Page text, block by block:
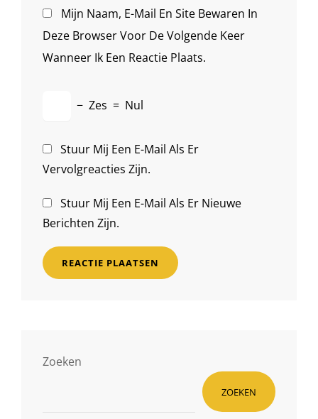
Mijn Naam, E-Mail En Site Bewaren In
Deze Browser Voor De Volgende Keer
Wanneer Ik Een Reactie Plaats.
− Zes = Nul
Stuur Mij Een E-Mail Als Er
Vervolgreacties Zijn.
Stuur Mij Een E-Mail Als Er Nieuwe
Berichten Zijn.
Zoeken
ZOEKEN